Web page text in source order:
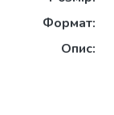
Формат:
Опис: